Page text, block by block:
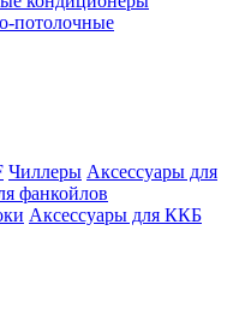
потолочные
Чиллеры Аксессуары для
фанкойлов
Аксессуары для ККБ